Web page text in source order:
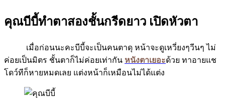
คุณบีบี้ทำตาสองชั้นกรีดยาว เปิดหัวตา
เมื่อก่อนนะคะบีบี้จะเป็นคนตาดุ หน้าจะดูเหวี่ยงๆวีนๆ ไม่
ค่อยเป็นมิตร ชั้นตาก็ไม่ค่อยเท่ากัน หนังตาเยอะด้วย ทาอายแช
โดว์ทีก็หายหมดเลย แต่งหน้าก็เหมือนไม่ได้แต่ง